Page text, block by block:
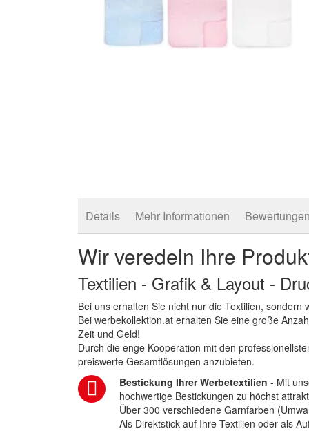
Details Mehr Informationen Bewertungen
Wir veredeln Ihre
Textilien - Grafik & Layout -
Bei uns erhalten Sie nicht nur die Textilien,
Bei werbekollektion.at erhalten Sie eine große
Zeit und Geld!
Durch die enge Kooperation mit den
preiswerte Gesamtlösungen anzubieten.
Bestickung Ihrer Werbetextilien - Mit
hochwertige Bestickungen zu höchst
Über 300 verschiedene Garnfarben
Als Direktstick auf Ihre Textilien oder als